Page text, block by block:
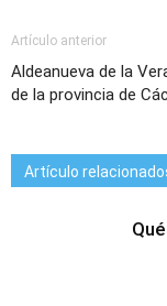
Artículo anterior
Aldeanueva de la
de la provincia de
Artículo